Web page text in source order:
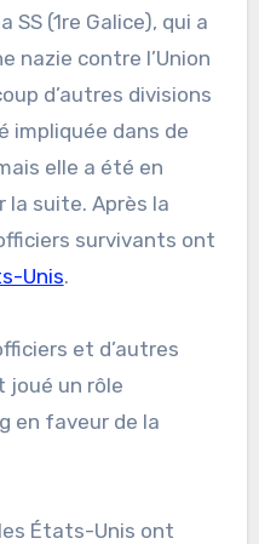
SS (1re Galice), qui a
nazie contre l’Union
d’autres divisions
impliquée dans de
elle a été en
la suite. Après la
survivants ont
Unis.
et d’autres
joué un rôle
en faveur de la
États-Unis ont